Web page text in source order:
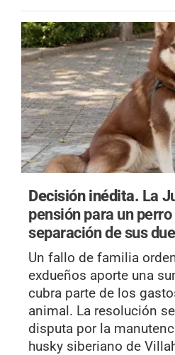
Decisión inédita. La
pensión para un
separación de sus
Un fallo de familia
exdueños aporte una
cubra parte de los
animal. La resolución
disputa por la
husky siberiano de